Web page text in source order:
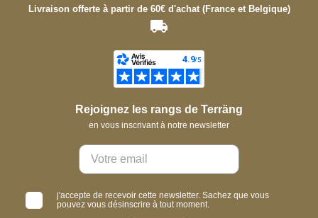
Livraison offerte à partir de 60€ d'achat (France et Belgique)
Rejoignez les rangs de Terräng
en vous inscrivant à notre newsletter
j'accepte de recevoir cette newsletter. Sachez que vous
pouvez vous désinscrire à tout moment.